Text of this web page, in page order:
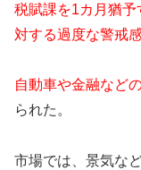
税賦課を1カ月猶
対する過度な警戒
自動車や金融など
られた。
市場では、景気な